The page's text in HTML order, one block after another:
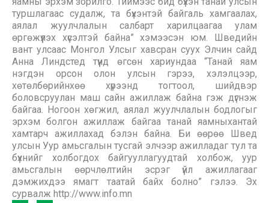
туршлагаас судалж, та бүхэнтэй байгаль хамгаалах,
аялал жуулчлалын салбарт харилцаагаа улам
өргөжүүлэх хүсэлтэй байна” хэмээсэн юм. Шведийн
вант улсаас Монгол Улсыг хавсран суух Элчин сайд
Анна Линдстед түүнд өгсөн хариундаа “Танай яам
нэгдэн орсон олон улсын гэрээ, хэлэлцээр,
хөтөлбөрийнхөө хүрээнд тогтоол, шийдвэр
боловсруулан маш сайн ажиллаж байна гэж дүгнэж
байгаа. Ногоон хөгжил, аялал жуулчлалын бодлогыг
эрхэм болгон ажиллаж байгаа танай яамныхантай
хамтарч ажиллахад бэлэн байна. Би өөрөө Швед
улсын Уур амьсгалын тусгай элчээр ажилладаг тул та
бүхнийг холбогдох байгууллагуудтай холбож, уур
амьсгалын өөрчлөлтийн эсрэг үйл ажиллагааг
дэмжихдээ ямагт таатай байх болно” гэлээ. Эх
сурвалж http://www.info.mn